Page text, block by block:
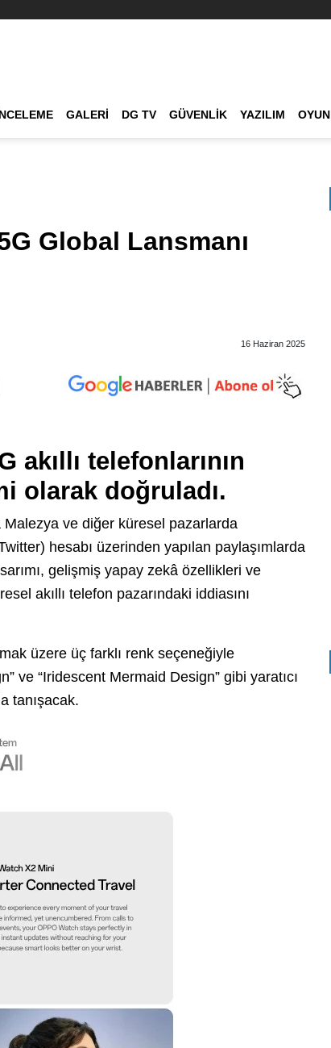
GALERI DG TV GÜVENLIK YAZILIM OYUN
Global Lansmanı
16 Haziran 2025
akıllı telefonlarının
olarak doğruladı.
Malezya ve diğer küresel pazarlarda
hesabı üzerinden yapılan paylaşımlarda
gelişmiş yapay zekâ özellikleri ve
akıllı telefon pazarındaki iddiasını
üzere üç farklı renk seçeneğiyle
ve “Iridescent Mermaid Design” gibi yaratıcı
tanışacak.